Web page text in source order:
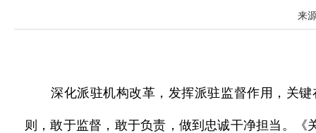
来
深化派驻机构改革，发挥派驻监督作用，关键
则，敢于监督，敢于负责，做到忠诚干净担当。